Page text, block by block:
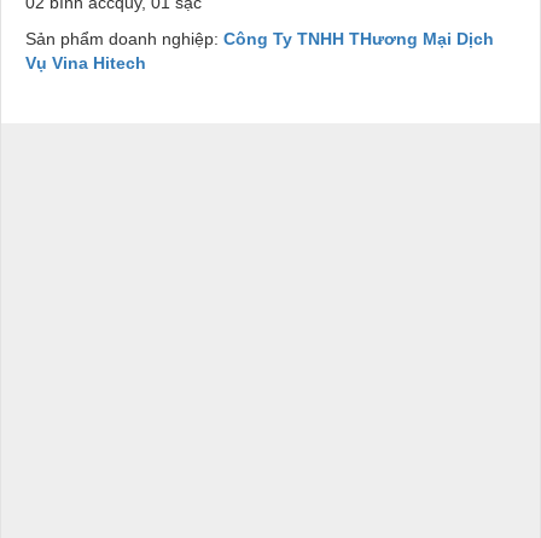
Sản phẩm doanh nghiệp: Công Ty TNHH THương Mại Dịch
Vụ Vina Hitech